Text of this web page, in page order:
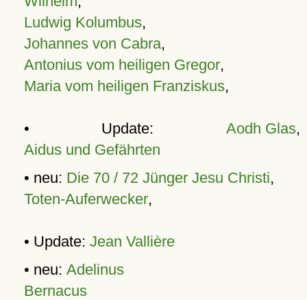
Ludwig Kolumbus,
Johannes von Cabra,
Antonius vom heiligen Gregor,
Maria vom heiligen Franziskus,
• Update: Aodh Glas,
Aidus und Gefährten
• neu: Die 70 / 72 Jünger Jesu Christi,
Toten-Auferwecker,
• Update: Jean Vallière
• neu: Adelinus
Bernacus